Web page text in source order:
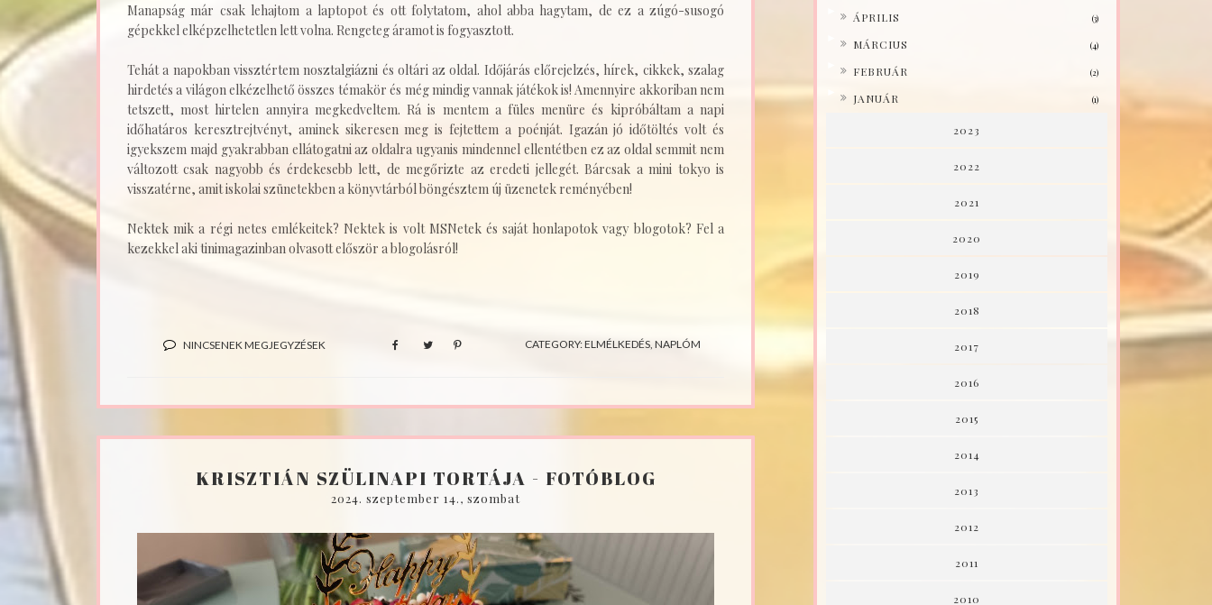
Manapság már csak lehajtom a laptopot és ott folytatom, ahol abba hagytam, de ez a zúgó-susogó
gépekkel elképzelhetetlen lett volna. Rengeteg áramot is fogyasztott.
Tehát a napokban vissztértem nosztalgiázni és oltári az oldal. Időjárás előrejelzés, hírek, cikkek, szalag
hirdetés a világon elkézelhető összes témakör és még mindig vannak játékok is! Amennyire akkoriban nem
tetszett, most hirtelen annyira megkedveltem. Rá is mentem a füles menüre és kipróbáltam a napi
időhatáros keresztrejtvényt, aminek sikeresen meg is fejtettem a poénját. Igazán jó időtöltés volt és
igyekszem majd gyakrabban ellátogatni az oldalra ugyanis mindennel ellentétben ez az oldal semmit nem
változott csak nagyobb és érdekesebb lett, de megőrizte az eredeti jellegét. Bárcsak a mini tokyo is
visszatérne, amit iskolai szünetekben a könyvtárból böngésztem új üzenetek reményében!
Nektek mik a régi netes emlékeitek? Nektek is volt MSNetek és saját honlapotok vagy blogotok? Fel a
kezekkel aki tinimagazinban olvasott először a blogolásról!
NINCSENEK MEGJEGYZÉSEK CATEGORY:ELMÉLKEDÉS NAPLÓM
KRISZTIÁN SZÜLINAPI TORTÁJA - FOTÓBLOG
2024. szeptember 14., szombat
ÁPRILIS (3)
MÁRCIUS (4)
FEBRUÁR (2)
JANUÁR (1)
2023
2022
2021
2020
2019
2018
2017
2016
2015
2014
2013
2012
2011
2010